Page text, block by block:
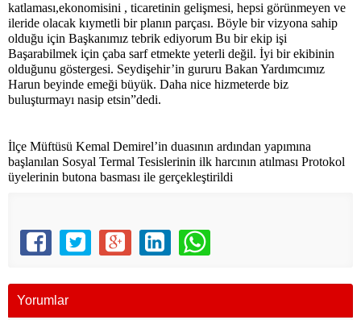
katlaması,ekonomisini , ticaretinin gelişmesi, hepsi görünmeyen ve
ileride olacak kıymetli bir planın parçası. Böyle bir vizyona sahip
olduğu için Başkanımız tebrik ediyorum Bu bir ekip işi
Başarabilmek için çaba sarf etmekte yeterli değil. İyi bir ekibinin
olduğunu göstergesi. Seydişehir’in gururu Bakan Yardımcımız
Harun beyinde emeği büyük. Daha nice hizmeterde biz
buluşturmayı nasip etsin”dedi.
İlçe Müftüsü Kemal Demirel’in duasının ardından yapımına
başlanılan Sosyal Termal Tesislerinin ilk harcının atılması Protokol
üyelerinin butona basması ile gerçekleştirildi
Yorumlar